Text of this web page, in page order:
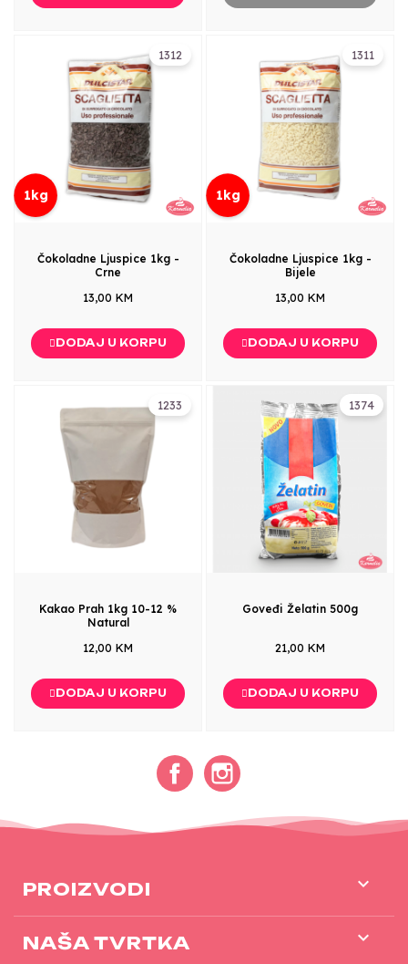
1312
1kg
Čokoladne Ljuspice 1kg -
Crne
13,00 KM
DODAJ U KORPU
1311
1kg
Čokoladne Ljuspice 1kg -
Bijele
13,00 KM
DODAJ U KORPU
1233
Kakao Prah 1kg 10-12 %
Natural
12,00 KM
DODAJ U KORPU
1374
Goveđi Želatin 500g
21,00 KM
DODAJ U KORPU
Facebook
PROIZVODI 
NAŠA TVRTKA 